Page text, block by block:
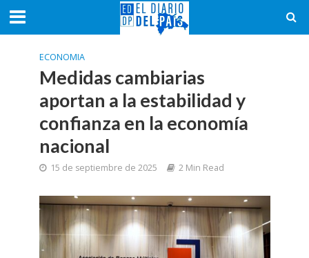
ECONOMIA
Medidas cambiarias
aportan a la estabilidad y
confianza en la economía
nacional
15 de septiembre de 2025 2 Min Read